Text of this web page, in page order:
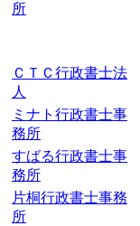
所
ＣＴＣ行政書士法
人
ミナト行政書士事
務所
すばる行政書士事
務所
片桐行政書士事務
所